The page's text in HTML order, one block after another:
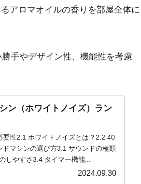
アロマオイルの香りを部屋全体に
勝手やデザイン性、機能性を考慮
ン（ホワイトノイズ）ラン
性2.1 ホワイトノイズとは？2.2 40
マシンの選び方3.1 サウンドの種類
しやすさ3.4 タイマー機能...
2024.09.30